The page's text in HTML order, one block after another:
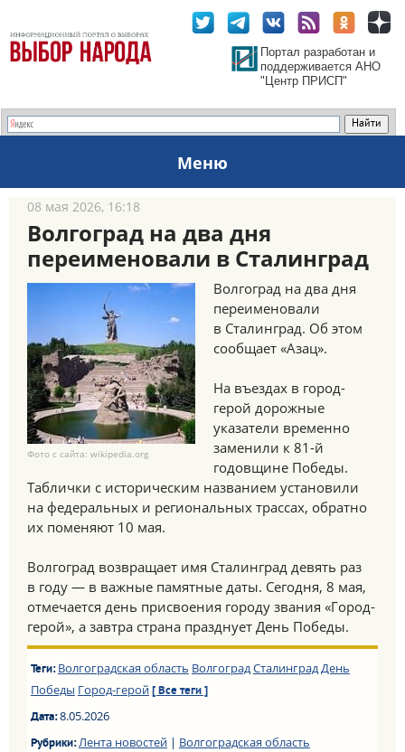
Портал разработан и
поддерживается АНО
"Центр ПРИСП"
Меню
08 мая 2026, 16:18
Волгоград на два дня
переименовали в Сталинград
Фото с сайта: wikipedia.org
Волгоград на два дня
переименовали
в Сталинград. Об этом
сообщает «Азац».
На въездах в город-
герой дорожные
указатели временно
заменили к 81-й
годовщине Победы.
Таблички с историческим названием установили
на федеральных и региональных трассах, обратно
их поменяют 10 мая.
Волгоград возвращает имя Сталинград девять раз
в году — в важные памятные даты. Сегодня, 8 мая,
отмечается день присвоения городу звания «Город-
герой», а завтра страна празднует День Победы.
Теги: Волгоградская область ВолгоградСталинградДень
Победы Город-герой [ Все теги ]
Дата:8.05.2026
Рубрики:Лента новостей| Волгоградская область